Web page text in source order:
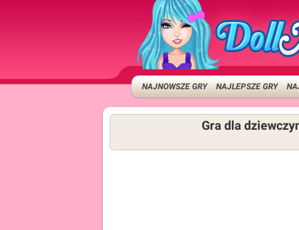
NAJNOWSZE GRY NAJLEPSZE GRY
Gra dla